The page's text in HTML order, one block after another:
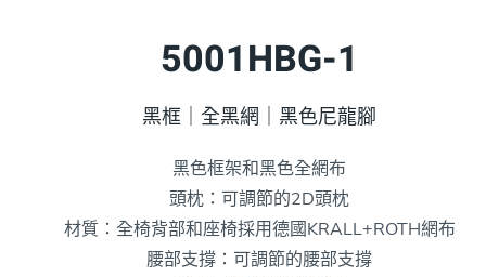
5001HBG-1
黑框｜全黑網｜黑色尼龍腳
黑色框架和黑色全網布
頭枕：可調節的2D頭枕
材質：全椅背部和座椅採用德國KRALL+ROTH網布
腰部支撐：可調節的腰部支撐